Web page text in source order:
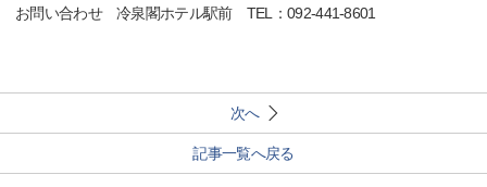
お問い合わせ 冷泉閣ホテル駅前 TEL：092-441-8601
次へ
記事一覧へ戻る